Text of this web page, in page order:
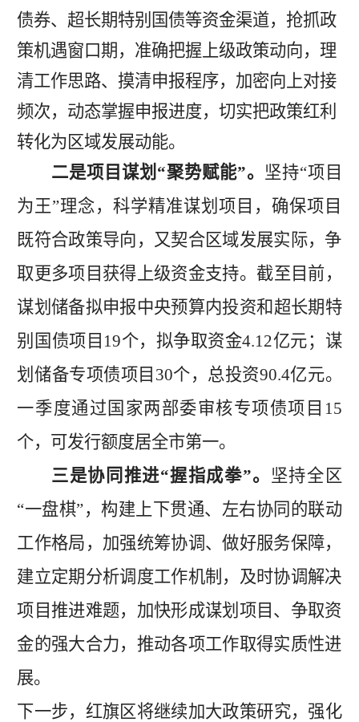
债券、超长期特别国债等资金渠道，抢抓政
策机遇窗口期，准确把握上级政策动向，理
清工作思路、摸清申报程序，加密向上对接
频次，动态掌握申报进度，切实把政策红利
转化为区域发展动能。
二是项目谋划 “聚势赋能”。 坚持“项目
为王”理念，科学精准谋划项目，确保项目
既符合政策导向，又契合区域发展实际，争
取更多项目获得上级资金支持。 截至目前，
谋划储备拟申报中央预算内投资和超长期特
别国债项目 19个，拟争取资金4.12亿元；谋
划储备专项债项目 30个，总投资90.4亿元。
一季度通过国家两部委审核专项债项目 15
个，可发行额度居全市第一。
三是协同推进“握指成拳”。 坚持全区
“一盘棋”，构建上下贯通、左右协同的联动
工作格局，加强统筹协调、做好服务保障，
建立定期分析调度工作机制，及时协调解决
项目推进难题，加快形成谋划项目、争取资
金的强大合力，推动各项工作取得实质性进
展。
下一步，红旗区将继续加大政策研究，强化